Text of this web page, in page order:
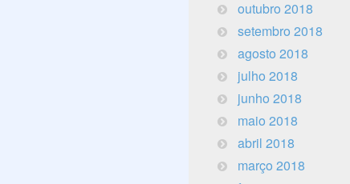
outubro 2018
setembro 2018
agosto 2018
julho 2018
junho 2018
maio 2018
abril 2018
março 2018